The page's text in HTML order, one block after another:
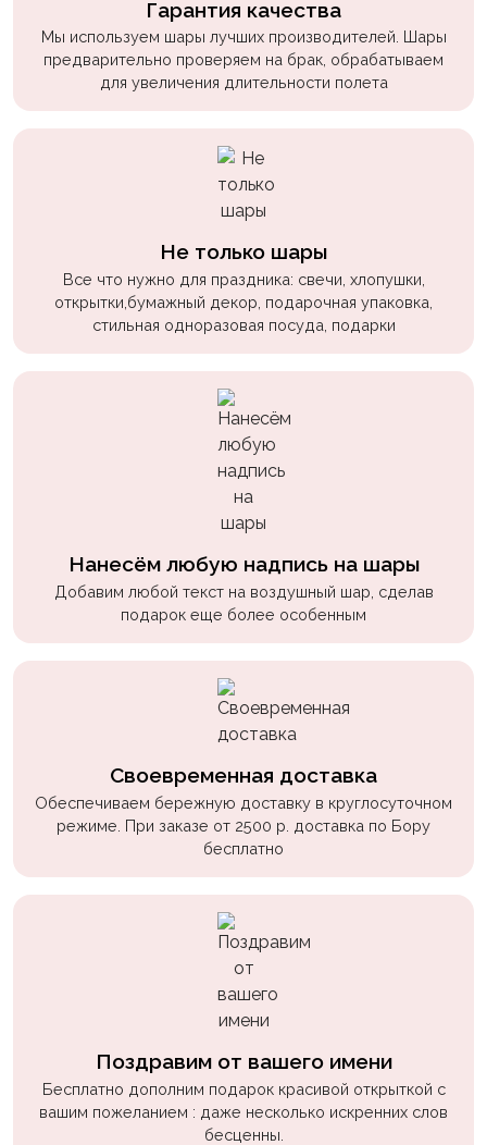
Гарантия качества
Мы используем шары лучших производителей. Шары
предварительно проверяем на брак, обрабатываем
для увеличения длительности полета
Не только шары
Все что нужно для праздника: свечи, хлопушки,
открытки,бумажный декор, подарочная упаковка,
стильная одноразовая посуда, подарки
Нанесём любую надпись на шары
Добавим любой текст на воздушный шар, сделав
подарок еще более особенным
Своевременная доставка
Обеспечиваем бережную доставку в круглосуточном
режиме. При заказе от 2500 р. доставка по Бору
бесплатно
Поздравим от вашего имени
Бесплатно дополним подарок красивой открыткой с
вашим пожеланием : даже несколько искренних слов
бесценны.